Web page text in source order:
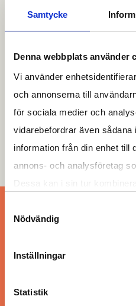
Samtycke
Denna webbplats använder
Vi använder
och annonserna till
för sociala medier och
vidarebefordrar även sådana
information från din enhet till
annons- och analysföretag
Dessa kan i sin tur
samlat in när du har använt
Du kan besöka
Nödvändig
Inställningar
Statistik
List till
List till SP
List för gastätning mellan
Begär offert
skyddsrumsmaterial? Fyll